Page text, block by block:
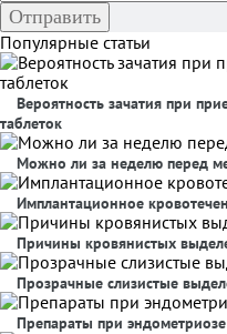
Популярные статьи
Вероятность зачатия при
таблеток
Можно ли за неделю перед
Имплантационное
Причины кровянистых
Прозрачные слизистые
Препараты при эндометриозе